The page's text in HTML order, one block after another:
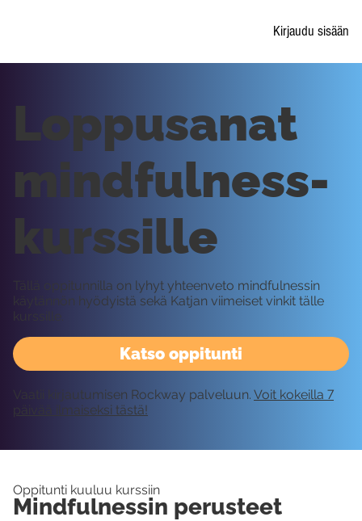
Kirjaudu sisään
Katso oppitunti
Loppusanat
mindfulness-
kurssille
Tällä oppitunnilla on lyhyt yhteenveto mindfulnessin
käytännön hyödyistä sekä Katjan viimeiset vinkit tälle
kurssille.
Vaatii kirjautumisen Rockway palveluun. Voit kokeilla 7
päivää ilmaiseksi tästä!
Oppitunti kuuluu kurssiin
Mindfulnessin perusteet